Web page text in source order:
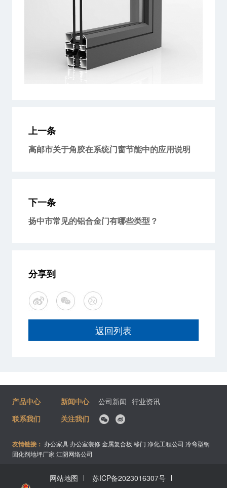
上一条
高邮市关于角胶在系统门窗节能中的应用说明
下一条
扬中市常见的铝合金门有哪些类型？
分享到
返回列表
产品中心 新闻中心 公司新闻 行业资讯
联系我们
关注我们
友情链接： 办公家具 办公室装修 金属复合板 移门 净化工程公司 冷弯型钢
固化剂地坪厂家 江阴网络公司
网站地图 苏ICP备2023016307号